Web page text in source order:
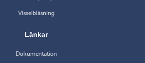
Visselblåsning
Länkar
Dokumentation